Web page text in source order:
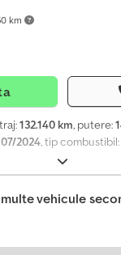
km
132.140 km, putere:
07/2024, tip combustibil:
, configurație ax:
Euro 6, suspensie:
servodirecție
,
contractual
vehicule